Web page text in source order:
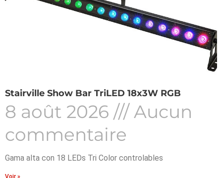
Stairville Show Bar TriLED 18x3W RGB
8 août 2026
Aucun
commentaire
Gama alta con 18 LEDs Tri Color controlables
Voir »